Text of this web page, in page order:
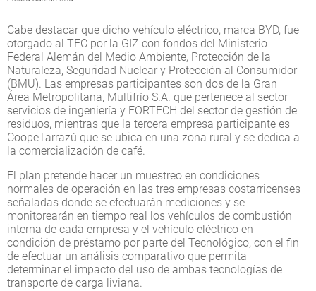
Cabe destacar que dicho vehículo eléctrico, marca BYD, fue
otorgado al TEC por la GIZ con fondos del Ministerio
Federal Alemán del Medio Ambiente, Protección de la
Naturaleza, Seguridad Nuclear y Protección al Consumidor
(BMU). Las empresas participantes son dos de la Gran
Área Metropolitana, Multifrío S.A. que pertenece al sector
servicios de ingeniería y FORTECH del sector de gestión de
residuos, mientras que la tercera empresa participante es
CoopeTarrazú que se ubica en una zona rural y se dedica a
la comercialización de café.
El plan pretende hacer un muestreo en condiciones
normales de operación en las tres empresas costarricenses
señaladas donde se efectuarán mediciones y se
monitorearán en tiempo real los vehículos de combustión
interna de cada empresa y el vehículo eléctrico en
condición de préstamo por parte del Tecnológico, con el fin
de efectuar un análisis comparativo que permita
determinar el impacto del uso de ambas tecnologías de
transporte de carga liviana.